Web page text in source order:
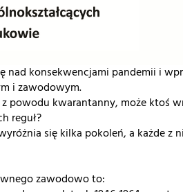
nad konsekwencjami pandemii i
i zawodowym.
powodu kwarantanny, może ktoś
reguł?
się kilka pokoleń, a każde z
zawodowo to: